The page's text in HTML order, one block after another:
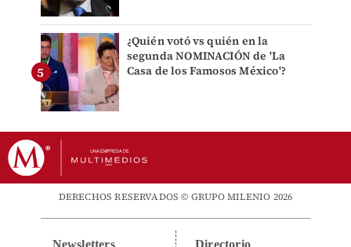
¿Quién votó vs quién en la
segunda NOMINACIÓN de 'La
Casa de los Famosos México'?
DERECHOS RESERVADOS © GRUPO MILENIO 2026